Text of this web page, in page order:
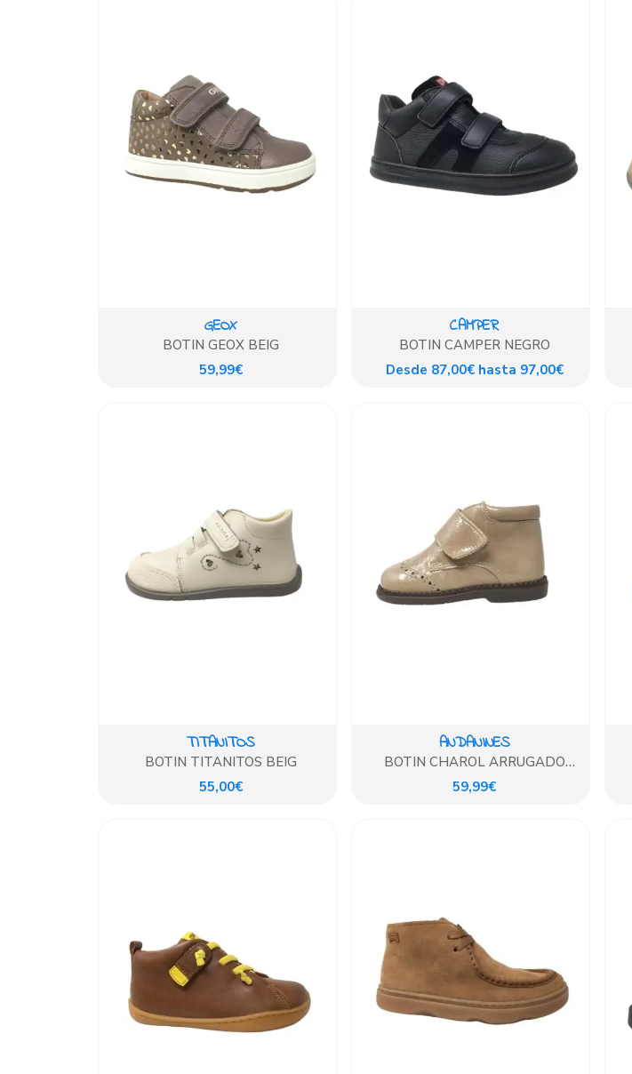
GEOX
BOTIN GEOX BEIG
59,99€
CAMPER
BOTIN CAMPER NEGRO
Desde 87,00€ hasta 97,00€
TITANITOS
BOTIN TITANITOS BEIG
55,00€
ANDANINES
BOTIN CHAROL ARRUGADO
MOREDA
59,99€